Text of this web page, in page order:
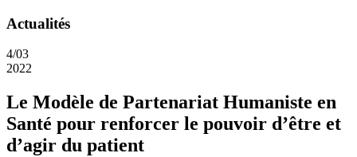
Actualités
4/03
2022
Le Modèle de Partenariat Humaniste en
Santé pour renforcer le pouvoir d’être et
d’agir du patient